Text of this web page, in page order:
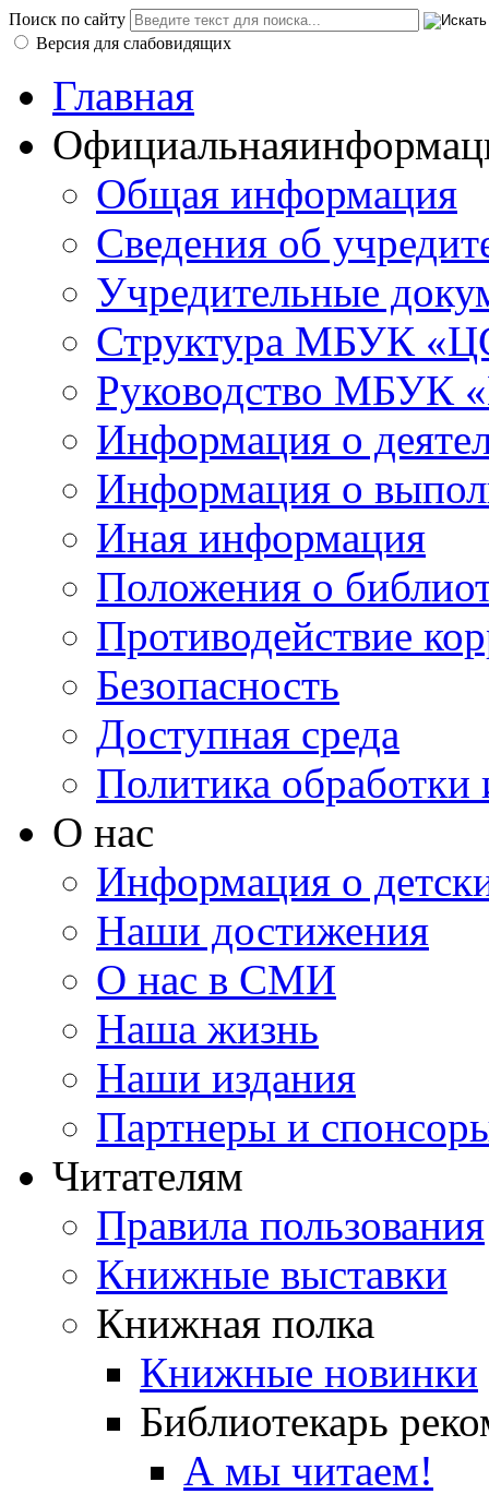
Поиск по сайту
Версия для слабовидящих
Главная
Официальная
Общая информация
Сведения об
Учредительные
Структура МБУК
Руководство МБУК
Информация о
Информация о
Иная информация
Положения о
Противодействие
Безопасность
Доступная среда
Политика
О нас
Информация о
Наши достижения
О нас в СМИ
Наша жизнь
Наши издания
Партнеры и
Читателям
Правила пользования
Книжные выставки
Книжная полка
Книжные новинки
Библиотекарь
А мы читаем!